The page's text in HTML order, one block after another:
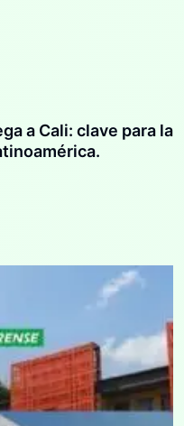
a Cali: clave para la